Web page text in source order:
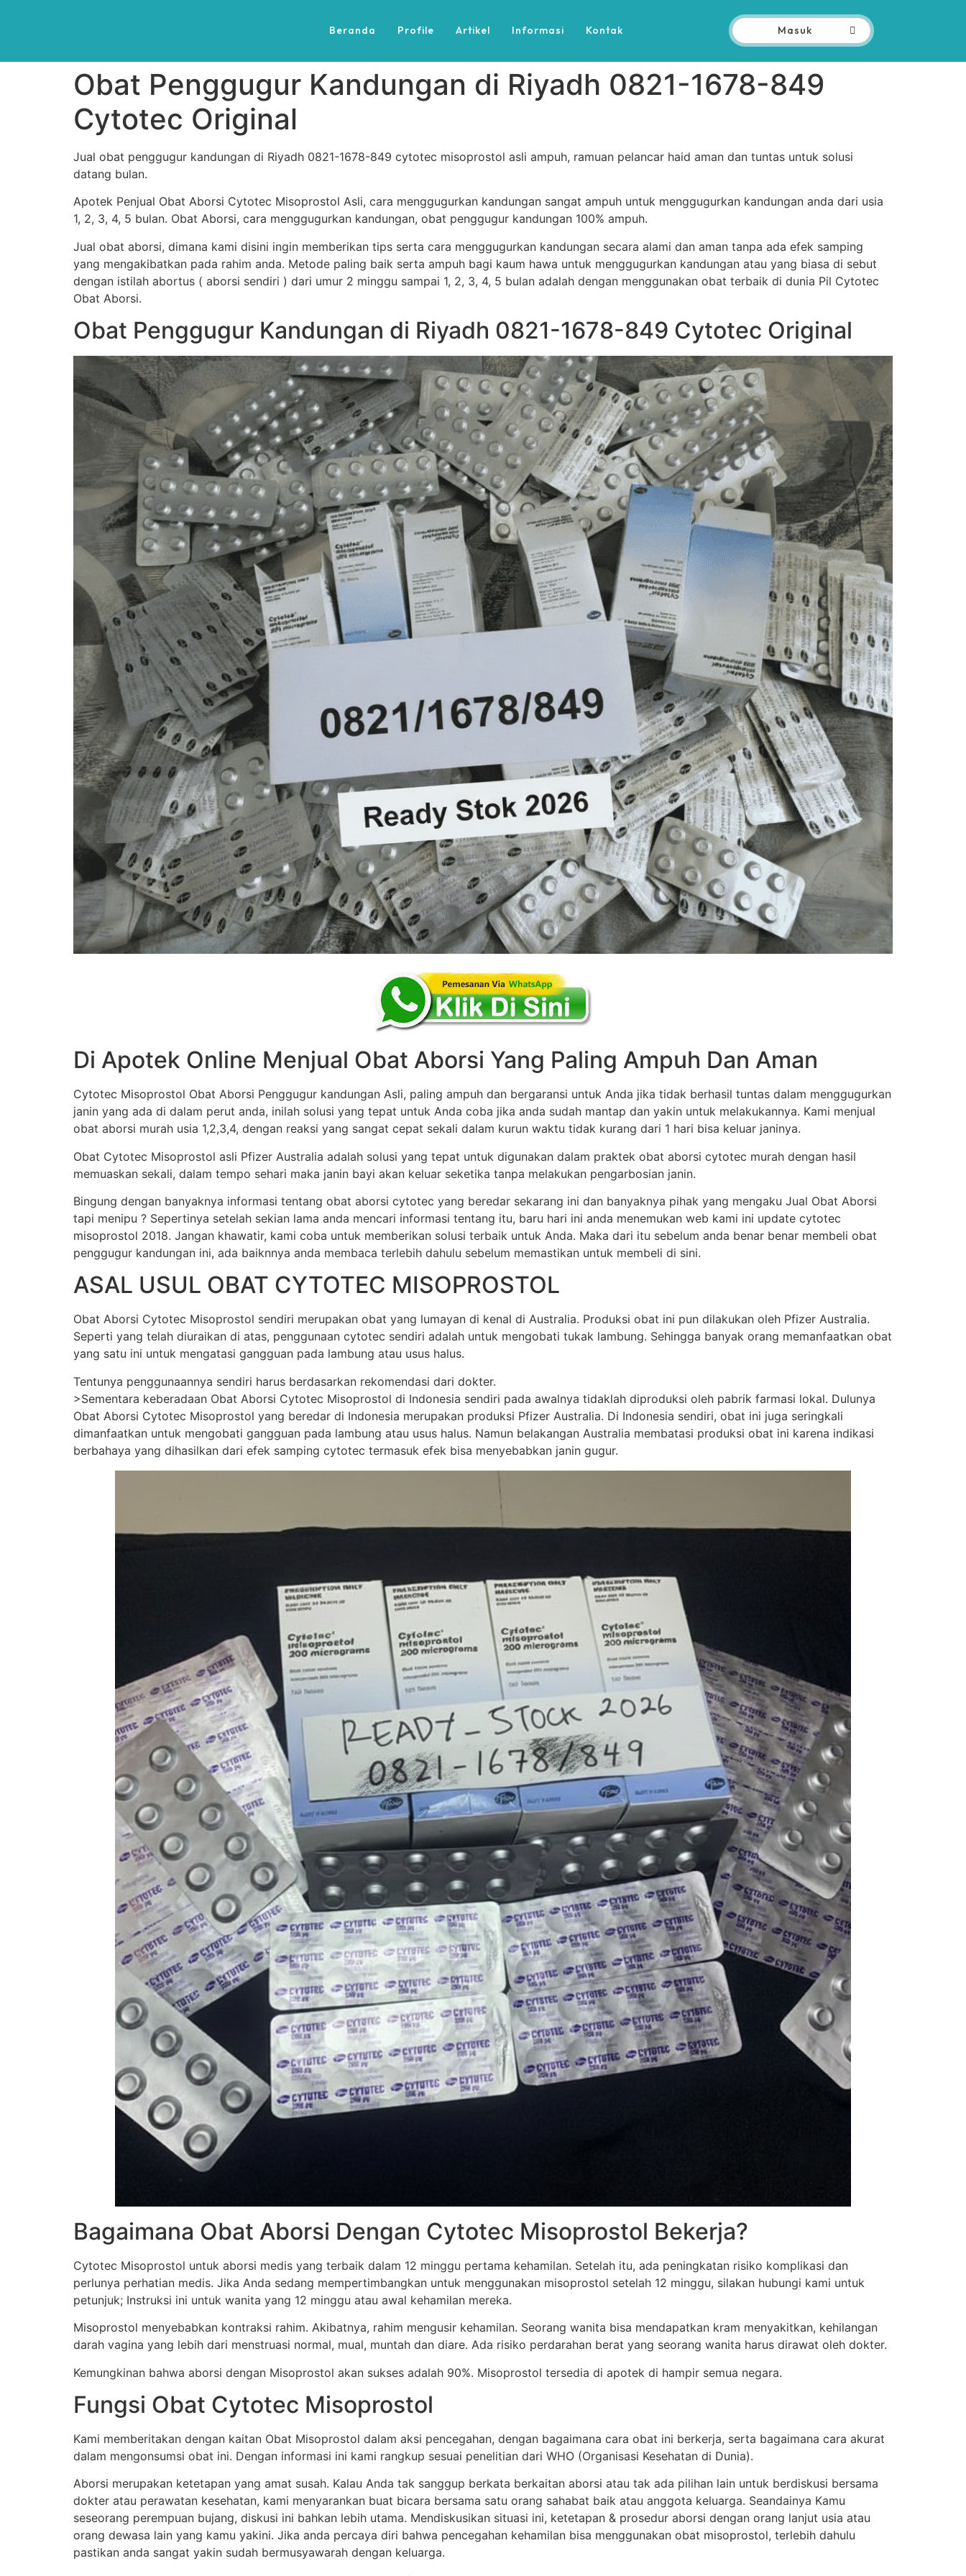
Beranda Profile Artikel Informasi Kontak Masuk
Obat Penggugur Kandungan di Riyadh 0821-1678-849
Cytotec Original
Jual obat penggugur kandungan di Riyadh 0821-1678-849 cytotec misoprostol asli ampuh, ramuan pelancar haid aman dan tuntas untuk solusi
datang bulan.
Apotek Penjual Obat Aborsi Cytotec Misoprostol Asli, cara menggugurkan kandungan sangat ampuh untuk menggugurkan kandungan anda dari usia
1, 2, 3, 4, 5 bulan. Obat Aborsi, cara menggugurkan kandungan, obat penggugur kandungan 100% ampuh.
Jual obat aborsi, dimana kami disini ingin memberikan tips serta cara menggugurkan kandungan secara alami dan aman tanpa ada efek samping
yang mengakibatkan pada rahim anda. Metode paling baik serta ampuh bagi kaum hawa untuk menggugurkan kandungan atau yang biasa di sebut
dengan istilah abortus ( aborsi sendiri ) dari umur 2 minggu sampai 1, 2, 3, 4, 5 bulan adalah dengan menggunakan obat terbaik di dunia Pil Cytotec
Obat Aborsi.
Obat Penggugur Kandungan di Riyadh 0821-1678-849 Cytotec Original
Di Apotek Online Menjual Obat Aborsi Yang Paling Ampuh Dan Aman
Cytotec Misoprostol Obat Aborsi Penggugur kandungan Asli, paling ampuh dan bergaransi untuk Anda jika tidak berhasil tuntas dalam menggugurkan
janin yang ada di dalam perut anda, inilah solusi yang tepat untuk Anda coba jika anda sudah mantap dan yakin untuk melakukannya. Kami menjual
obat aborsi murah usia 1,2,3,4, dengan reaksi yang sangat cepat sekali dalam kurun waktu tidak kurang dari 1 hari bisa keluar janinya.
Obat Cytotec Misoprostol asli Pfizer Australia adalah solusi yang tepat untuk digunakan dalam praktek obat aborsi cytotec murah dengan hasil
memuaskan sekali, dalam tempo sehari maka janin bayi akan keluar seketika tanpa melakukan pengarbosian janin.
Bingung dengan banyaknya informasi tentang obat aborsi cytotec yang beredar sekarang ini dan banyaknya pihak yang mengaku Jual Obat Aborsi
tapi menipu ? Sepertinya setelah sekian lama anda mencari informasi tentang itu, baru hari ini anda menemukan web kami ini update cytotec
misoprostol 2018. Jangan khawatir, kami coba untuk memberikan solusi terbaik untuk Anda. Maka dari itu sebelum anda benar benar membeli obat
penggugur kandungan ini, ada baiknnya anda membaca terlebih dahulu sebelum memastikan untuk membeli di sini.
ASAL USUL OBAT CYTOTEC MISOPROSTOL
Obat Aborsi Cytotec Misoprostol sendiri merupakan obat yang lumayan di kenal di Australia. Produksi obat ini pun dilakukan oleh Pfizer Australia.
Seperti yang telah diuraikan di atas, penggunaan cytotec sendiri adalah untuk mengobati tukak lambung. Sehingga banyak orang memanfaatkan obat
yang satu ini untuk mengatasi gangguan pada lambung atau usus halus.
Tentunya penggunaannya sendiri harus berdasarkan rekomendasi dari dokter.
>Sementara keberadaan Obat Aborsi Cytotec Misoprostol di Indonesia sendiri pada awalnya tidaklah diproduksi oleh pabrik farmasi lokal. Dulunya
Obat Aborsi Cytotec Misoprostol yang beredar di Indonesia merupakan produksi Pfizer Australia. Di Indonesia sendiri, obat ini juga seringkali
dimanfaatkan untuk mengobati gangguan pada lambung atau usus halus. Namun belakangan Australia membatasi produksi obat ini karena indikasi
berbahaya yang dihasilkan dari efek samping cytotec termasuk efek bisa menyebabkan janin gugur.
Bagaimana Obat Aborsi Dengan Cytotec Misoprostol Bekerja?
Cytotec Misoprostol untuk aborsi medis yang terbaik dalam 12 minggu pertama kehamilan. Setelah itu, ada peningkatan risiko komplikasi dan
perlunya perhatian medis. Jika Anda sedang mempertimbangkan untuk menggunakan misoprostol setelah 12 minggu, silakan hubungi kami untuk
petunjuk; Instruksi ini untuk wanita yang 12 minggu atau awal kehamilan mereka.
Misoprostol menyebabkan kontraksi rahim. Akibatnya, rahim mengusir kehamilan. Seorang wanita bisa mendapatkan kram menyakitkan, kehilangan
darah vagina yang lebih dari menstruasi normal, mual, muntah dan diare. Ada risiko perdarahan berat yang seorang wanita harus dirawat oleh dokter.
Kemungkinan bahwa aborsi dengan Misoprostol akan sukses adalah 90%. Misoprostol tersedia di apotek di hampir semua negara.
Fungsi Obat Cytotec Misoprostol
Kami memberitakan dengan kaitan Obat Misoprostol dalam aksi pencegahan, dengan bagaimana cara obat ini berkerja, serta bagaimana cara akurat
dalam mengonsumsi obat ini. Dengan informasi ini kami rangkup sesuai penelitian dari WHO (Organisasi Kesehatan di Dunia).
Aborsi merupakan ketetapan yang amat susah. Kalau Anda tak sanggup berkata berkaitan aborsi atau tak ada pilihan lain untuk berdiskusi bersama
dokter atau perawatan kesehatan, kami menyarankan buat bicara bersama satu orang sahabat baik atau anggota keluarga. Seandainya Kamu
seseorang perempuan bujang, diskusi ini bahkan lebih utama. Mendiskusikan situasi ini, ketetapan & prosedur aborsi dengan orang lanjut usia atau
orang dewasa lain yang kamu yakini. Jika anda percaya diri bahwa pencegahan kehamilan bisa menggunakan obat misoprostol, terlebih dahulu
pastikan anda sangat yakin sudah bermusyawarah dengan keluarga.